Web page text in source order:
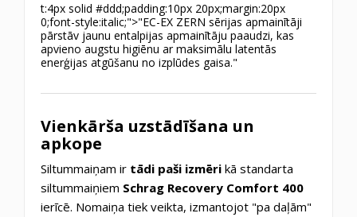
t:4px solid #ddd;padding:10px 20px;margin:20px
0;font-style:italic;">"EC-EX ZERN sērijas apmainītāji
pārstāv jaunu entalpijas apmainītāju paaudzi, kas
apvieno augstu higiēnu ar maksimālu latentās
enerģijas atgūšanu no izplūdes gaisa."
Vienkārša uzstādīšana un
apkope
Siltummaiņam ir tādi paši izmēri kā standarta
siltummaiņiem Schrag Recovery Comfort 400
ierīcē. Nomaiņa tiek veikta, izmantojot "pa daļām"